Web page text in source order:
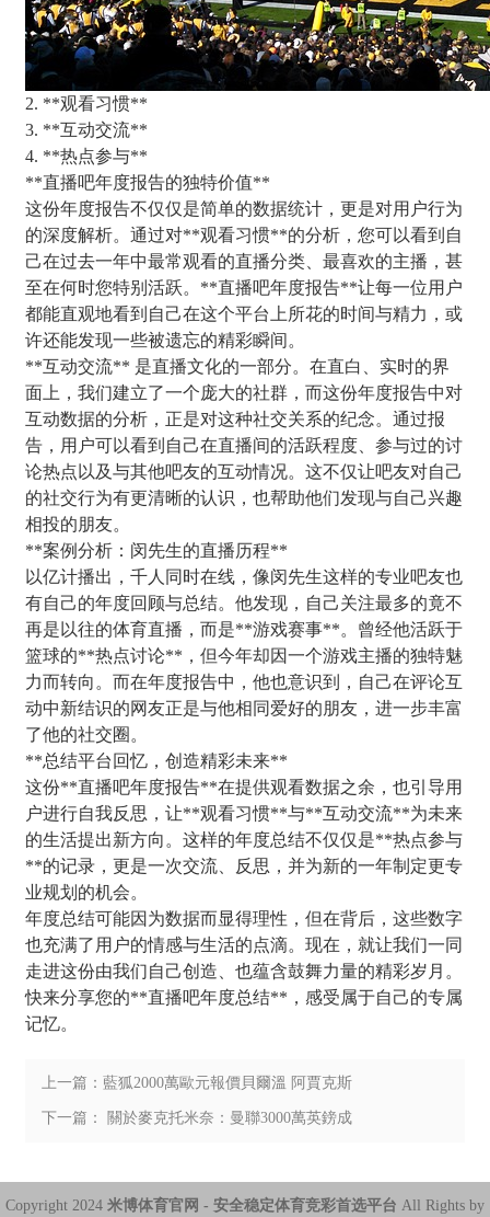
2. **观看习惯**
3. **互动交流**
4. **热点参与**
**直播吧年度报告的独特价值**
这份年度报告不仅仅是简单的数据统计，更是对用户行为
的深度解析。通过对**观看习惯**的分析，您可以看到自
己在过去一年中最常观看的直播分类、最喜欢的主播，甚
至在何时您特别活跃。**直播吧年度报告**让每一位用户
都能直观地看到自己在这个平台上所花的时间与精力，或
许还能发现一些被遗忘的精彩瞬间。
**互动交流** 是直播文化的一部分。在直白、实时的界
面上，我们建立了一个庞大的社群，而这份年度报告中对
互动数据的分析，正是对这种社交关系的纪念。通过报
告，用户可以看到自己在直播间的活跃程度、参与过的讨
论热点以及与其他吧友的互动情况。这不仅让吧友对自己
的社交行为有更清晰的认识，也帮助他们发现与自己兴趣
相投的朋友。
**案例分析：闵先生的直播历程**
以亿计播出，千人同时在线，像闵先生这样的专业吧友也
有自己的年度回顾与总结。他发现，自己关注最多的竟不
再是以往的体育直播，而是**游戏赛事**。曾经他活跃于
篮球的**热点讨论**，但今年却因一个游戏主播的独特魅
力而转向。而在年度报告中，他也意识到，自己在评论互
动中新结识的网友正是与他相同爱好的朋友，进一步丰富
了他的社交圈。
**总结平台回忆，创造精彩未来**
这份**直播吧年度报告**在提供观看数据之余，也引导用
户进行自我反思，让**观看习惯**与**互动交流**为未来
的生活提出新方向。这样的年度总结不仅仅是**热点参与
**的记录，更是一次交流、反思，并为新的一年制定更专
业规划的机会。
年度总结可能因为数据而显得理性，但在背后，这些数字
也充满了用户的情感与生活的点滴。现在，就让我们一同
走进这份由我们自己创造、也蕴含鼓舞力量的精彩岁月。
快来分享您的**直播吧年度总结**，感受属于自己的专属
记忆。
上一篇：藍狐2000萬歐元報價貝爾溫 阿賈克斯
心有高遠.
下一篇： 關於麥克托米奈：曼聯3000萬英鎊成
Copyright 2024 米博体育官网 - 安全稳定体育竞彩首选平台 All Rights by